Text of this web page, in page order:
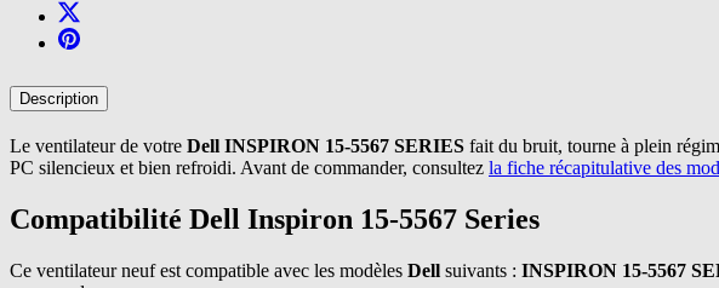
Description
Le ventilateur de votre Dell INSPIRON 15-5567 SERIES fait du bruit, tourne à plein
PC silencieux et bien refroidi. Avant de commander, consultez la fiche récapitulative des
Compatibilité Dell Inspiron 15-5567 Series
Ce ventilateur neuf est compatible avec les modèles Dell suivants : INSPIRON 15-5567